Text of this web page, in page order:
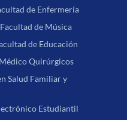
de Enfermería
de Música
de Educación
Quirúrgicos
Salud Familiar y
Estudiantil